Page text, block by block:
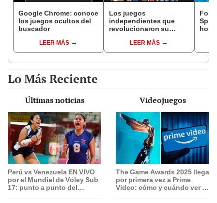
Google Chrome: conoce
los juegos ocultos del
buscador
LEER MÁS
Los juegos
independientes que
revolucionaron su
LEER MÁS
Lo Más Reciente
Últimas noticias
Perú vs Venezuela EN VIVO
por el Mundial de Vóley Sub
17: punto a punto del
Videojuegos
The Game Awards 2025 llega
por primera vez a Prime
Video: cómo y cuándo ver el